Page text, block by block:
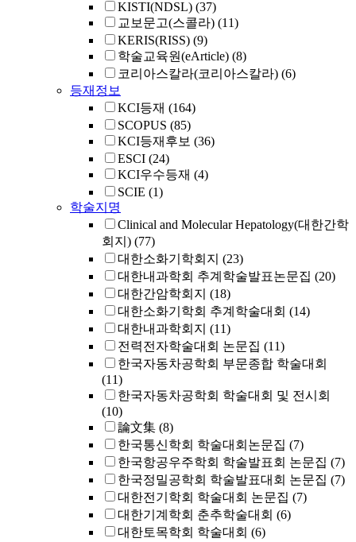
KISTI(NDSL) (37)
교보문고(스콜라) (11)
KERIS(RISS) (9)
학술교육원(eArticle) (8)
코리아스칼라(코리아스칼라) (6)
등재정보
KCI등재 (164)
SCOPUS (85)
KCI등재후보 (36)
ESCI (24)
KCI우수등재 (4)
SCIE (1)
학술지명
Clinical and Molecular Hepatology(대한간학
회지) (77)
대한소화기학회지 (23)
대한내과학회 추계학술발표논문집 (20)
대한간암학회지 (18)
대한소화기학회 추계학술대회 (14)
대한내과학회지 (11)
전력전자학술대회 논문집 (11)
한국자동차공학회 부문종합 학술대회
(11)
한국자동차공학회 학술대회 및 전시회
(10)
論文集 (8)
한국통신학회 학술대회논문집 (7)
한국항공우주학회 학술발표회 논문집 (7)
한국정밀공학회 학술발표대회 논문집 (7)
대한전기학회 학술대회 논문집 (7)
대한기계학회 춘추학술대회 (6)
대한토목학회 학술대회 (6)